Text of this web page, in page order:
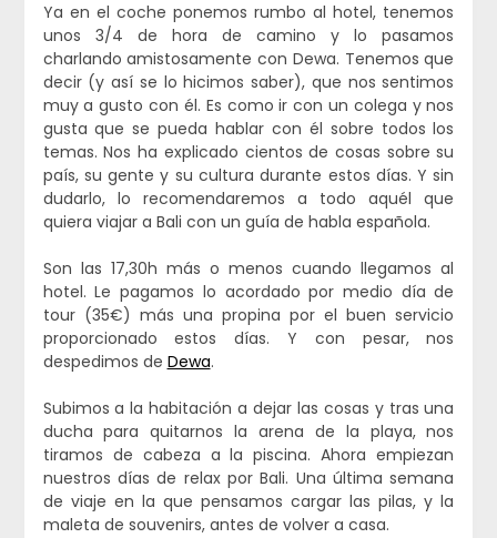
Ya en el coche ponemos rumbo al hotel, tenemos
unos 3/4 de hora de camino y lo pasamos
charlando amistosamente con Dewa. Tenemos que
decir (y así se lo hicimos saber), que nos sentimos
muy a gusto con él. Es como ir con un colega y nos
gusta que se pueda hablar con él sobre todos los
temas. Nos ha explicado cientos de cosas sobre su
país, su gente y su cultura durante estos días. Y sin
dudarlo, lo recomendaremos a todo aquél que
quiera viajar a Bali con un guía de habla española.
Son las 17,30h más o menos cuando llegamos al
hotel. Le pagamos lo acordado por medio día de
tour (35€) más una propina por el buen servicio
proporcionado estos días. Y con pesar, nos
despedimos de Dewa.
Subimos a la habitación a dejar las cosas y tras una
ducha para quitarnos la arena de la playa, nos
tiramos de cabeza a la piscina. Ahora empiezan
nuestros días de relax por Bali. Una última semana
de viaje en la que pensamos cargar las pilas, y la
maleta de souvenirs, antes de volver a casa.